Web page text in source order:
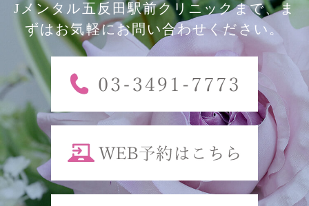
Jメンタル五反田駅前クリニックまで、ま
ずはお気軽にお問い合わせください。